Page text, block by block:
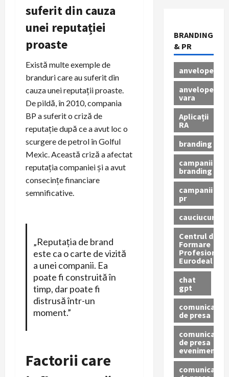
suferit din cauza
unei reputației
proaste
Există multe exemple de
branduri care au suferit din
cauza unei reputații proaste.
De pildă, în 2010, compania
BP a suferit o criză de
reputație după ce a avut loc o
scurgere de petrol în Golful
Mexic. Această criză a afectat
reputația companiei și a avut
consecințe financiare
semnificative.
„Reputația de brand
este ca o carte de vizită
a unei companii. Ea
poate fi construită în
timp, dar poate fi
distrusă într-un
moment.”
Factorii care
BRANDING
& PR
anvelope
anvelope
vara
Aplicații
RA
branding
campanii
branding
campanii
pr
cauciucuri
Centrul de
Formare
Profesionala
Eurodeal
chat
gpt
comunicat
de presa
comunicat
de presa
eveniment
comunicat